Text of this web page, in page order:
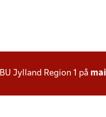
Jylland Region 1 på mail